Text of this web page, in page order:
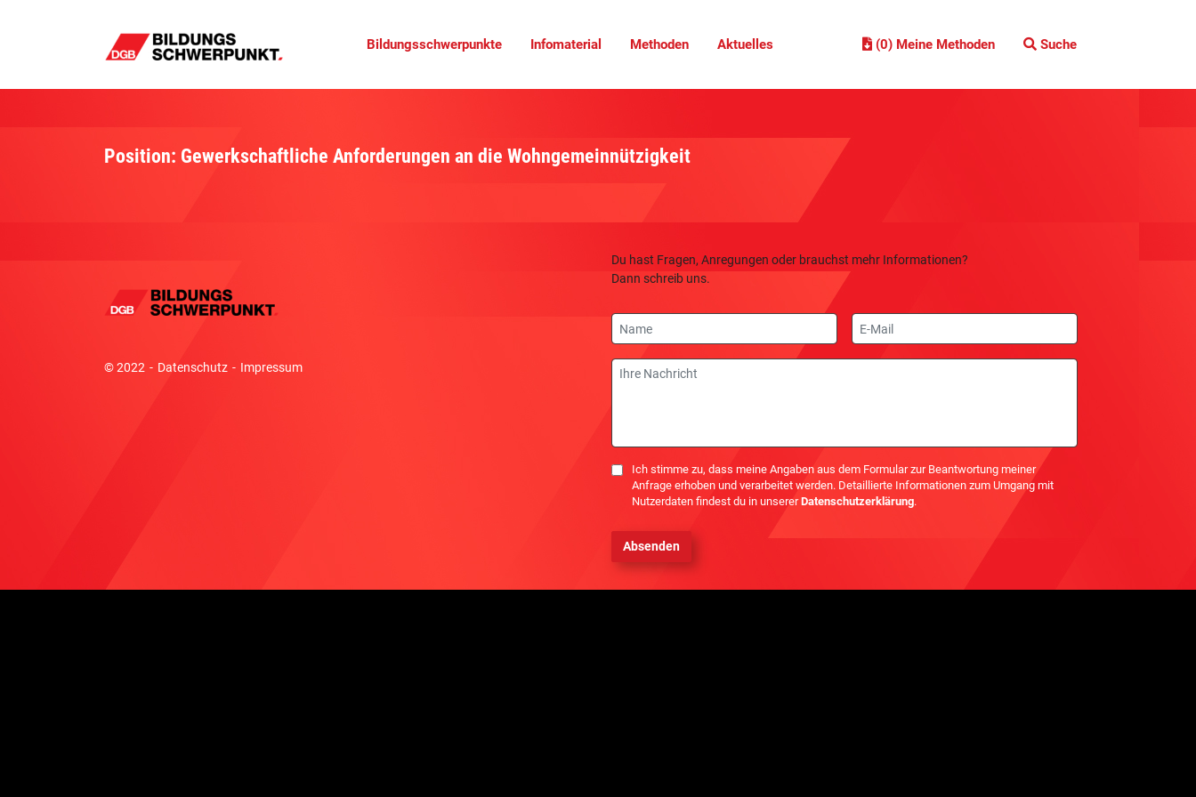
Bildungsschwerpunkte Infomaterial Methoden Aktuelles (0) Meine Methoden Suche
Position: Gewerkschaftliche Anforderungen an die Wohngemeinnützigkeit
© 2022 Datenschutz Impressum
Du hast Fragen, Anregungen oder brauchst mehr Informationen?
Dann schreib uns.
Name
E-
Mail
Nachricht
Einwilligung
Ich stimme zu, dass meine Angaben aus dem Formular zur Beantwortung meiner
Anfrage erhoben und verarbeitet werden. Detaillierte Informationen zum Umgang mit
Nutzerdaten findest du in unsererDatenschutzerklärung.